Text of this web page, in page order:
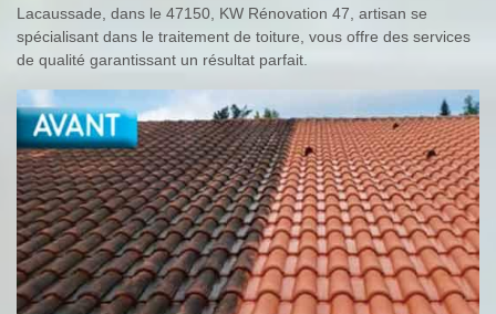
Lacaussade, dans le 47150, KW Rénovation 47, artisan se
spécialisant dans le traitement de toiture, vous offre des services
de qualité garantissant un résultat parfait.